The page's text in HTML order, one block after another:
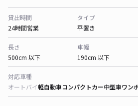
貸出時間
24時間営業
タイプ
平置き
長さ
500cm 以下
車幅
190cm 以下
対応車種
オートバイ軽自動車コンパクトカー中型車ワン